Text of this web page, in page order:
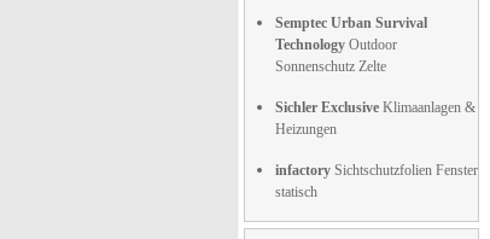
Semptec Urban Survival
Technology Outdoor
Sonnenschutz Zelte
Sichler Exclusive Klimaanlagen &
Heizungen
infactory Sichtschutzfolien Fenster
statisch